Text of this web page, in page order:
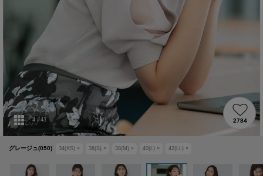
グレージュ(050) 34(XS) × 36(S) × 38(M) × 40(L) × 42(LL) ×
4 /43 2784